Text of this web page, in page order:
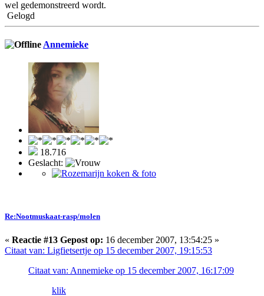
wel gedemonstreerd wordt.
Gelogd
Annemieke
18.716
Geslacht:
Re:Nootmuskaat-rasp/molen
« Reactie #13 Gepost op: 16 december 2007, 13:54:25 »
Citaat van: Ligfietsertje op 15 december 2007, 19:15:53
Citaat van: Annemieke op 15 december 2007, 16:17:09
klik